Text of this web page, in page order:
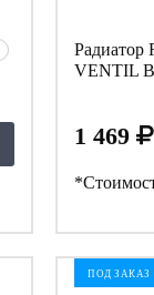
Радиатор
VENTIL
1 469
ПОД ЗАКАЗ